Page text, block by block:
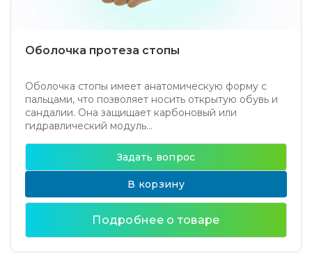
Оболочка протеза стопы
Оболочка стопы имеет анатомическую форму с
пальцами, что позволяет носить открытую обувь и
сандалии. Она защищает карбоновый или
гидравлический модуль...
Задать вопрос
В корзину
Подробнее о товаре